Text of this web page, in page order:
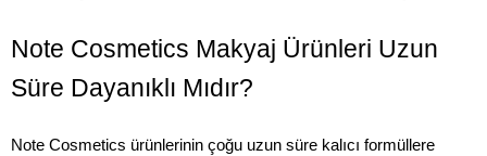
Note Cosmetics Makyaj Ürünleri Uzun
Süre Dayanıklı Mıdır?
Note Cosmetics ürünlerinin çoğu uzun süre kalıcı formüllere